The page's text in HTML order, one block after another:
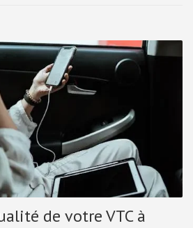
de votre VTC à